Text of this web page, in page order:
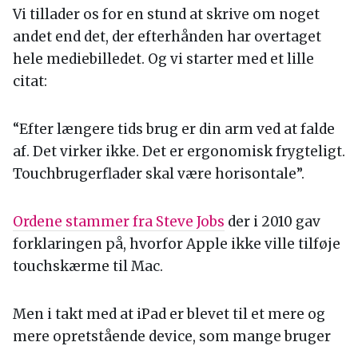
Vi tillader os for en stund at skrive om noget
andet end det, der efterhånden har overtaget
hele mediebilledet. Og vi starter med et lille
citat:
“Efter længere tids brug er din arm ved at falde
af. Det virker ikke. Det er ergonomisk frygteligt.
Touchbrugerflader skal være horisontale”.
Ordene stammer fra Steve Jobs der i 2010 gav
forklaringen på, hvorfor Apple ikke ville tilføje
touchskærme til Mac.
Men i takt med at iPad er blevet til et mere og
mere opretstående device, som mange bruger